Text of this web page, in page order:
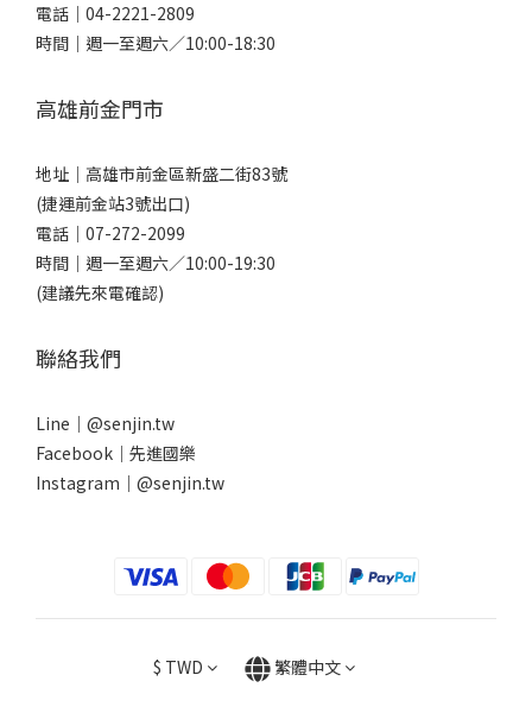
電話｜ 04-2221-2809
時間｜週一至週六／10:00-18:30
高雄前金門市
地址｜ 高雄市前金區新盛二街83號
(捷運前金站3號出口)
電話｜ 07-272-2099
時間｜週一至週六／10:00-19:30
(建議先來電確認)
聯絡我們
Line｜ @senjin.tw
Facebook｜ 先進國樂
Instagram｜ @senjin.tw
$ TWD 繁體中文